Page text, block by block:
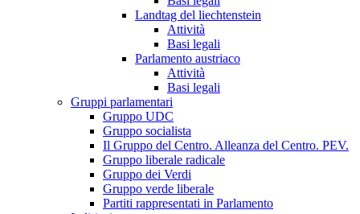
Landtag del liechtenstein
Attività
Basi legali
Parlamento austriaco
Attività
Basi legali
Gruppi parlamentari
Gruppo UDC
Gruppo socialista
Il Gruppo del Centro. Alleanza del Centro. PEV.
Gruppo liberale radicale
Gruppo dei Verdi
Gruppo verde liberale
Partiti rappresentati in Parlamento